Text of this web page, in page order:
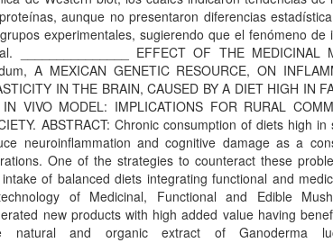
aunque no presentaron diferencias
experimentales, sugierendo que el fenómeno de
_______________ EFFECT OF THE MEDICINAL
A MEXICAN GENETIC RESOURCE, ON
IN THE BRAIN, CAUSED BY A DIET HIGH IN
VIVO MODEL: IMPLICATIONS FOR RURAL
ABSTRACT: Chronic consumption of diets high
neuroinflammation and cognitive damage as a
One of the strategies to counteract these
of balanced diets integrating functional and
of Medicinal, Functional and Edible
new products with high added value having
natural and organic extract of Ganoderma